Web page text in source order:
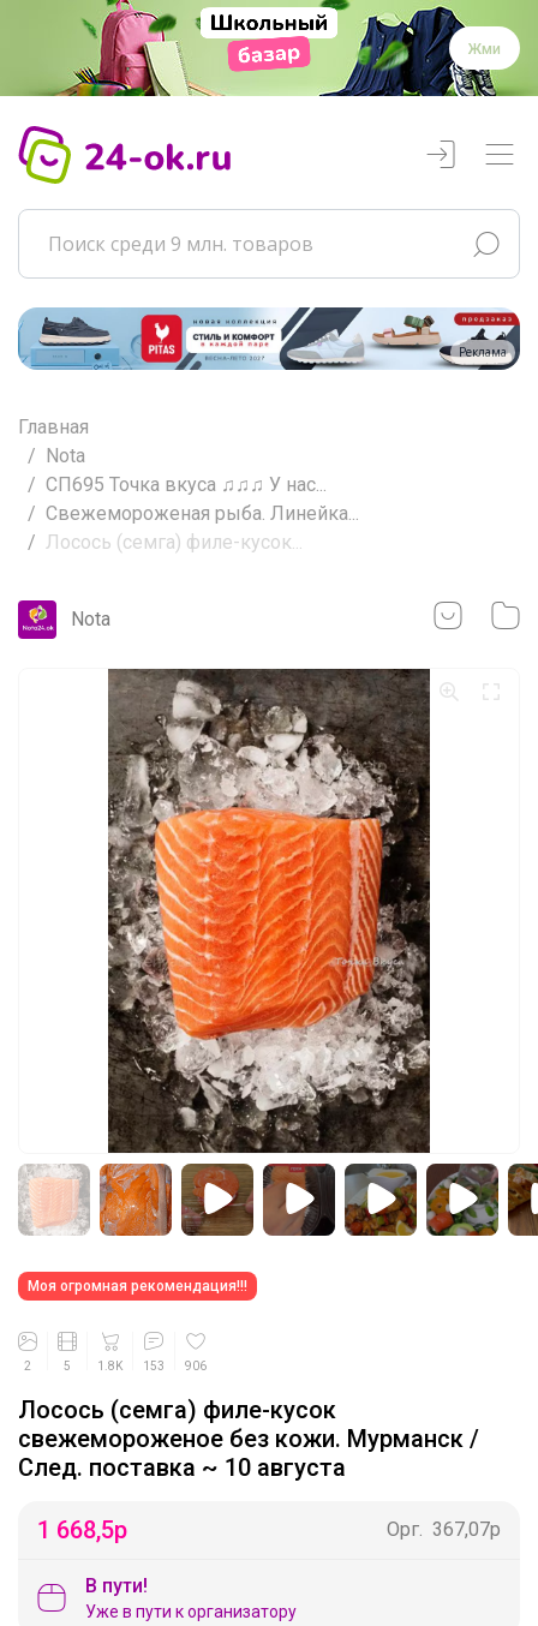
Жми
Реклама
Главная
Nota
СП695 Точка вкуса ♫♫♫ У нас...
Свежемороженая рыба. Линейка...
Лосось (семга) филе-кусок...
Nota
Моя огромная рекомендация!!!
2 5 1.8K 153 906
Лосось (семга) филе-кусок
свежемороженое без кожи. Мурманск /
След. поставка ~ 10 августа
1 668,5р Орг. 367,07р
В пути!
Уже в пути к организатору